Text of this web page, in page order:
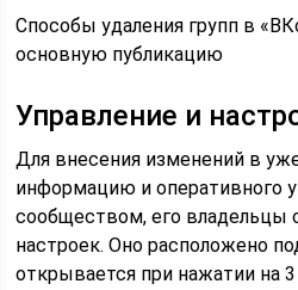
Способы удаления групп в
основную публикацию
Управление и
Для внесения изменений в
информацию и оперативного
сообществом, его
настроек. Оно расположено
открывается при нажатии на